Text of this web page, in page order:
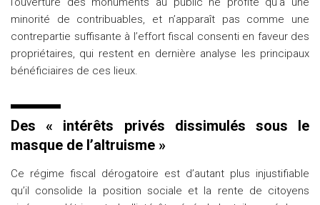
minorité de contribuables, et n’apparaît pas comme une
contrepartie suffisante à l’effort fiscal consenti en faveur des
propriétaires, qui restent en dernière analyse les principaux
bénéficiaires de ces lieux.
Des « intérêts privés dissimulés sous le
masque de l’altruisme »
Ce régime fiscal dérogatoire est d’autant plus injustifiable
qu’il consolide la position sociale et la rente de citoyens